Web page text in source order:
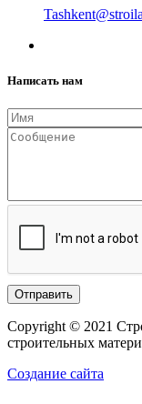
Написать нам
Copyright © 2021
строительных
Создание сайта